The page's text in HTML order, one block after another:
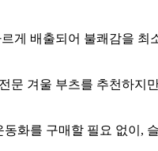
게 배출되어 불쾌감을 최
겨울 부츠를 추천하지
화를 구매할 필요 없이,